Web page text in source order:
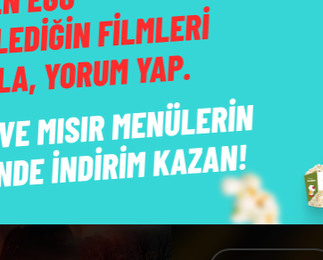
Hammal:
Bu film henüz
Yönetmen:
Hakan
Oyuncular:İdil Fırat,